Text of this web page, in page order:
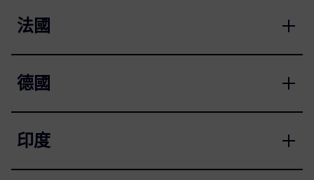
法國
德國
印度